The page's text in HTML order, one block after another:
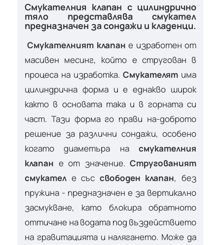
Смукателния клапан с цилиндрично
тяло представлява смукател
предназначен за сондажи и кладенци.
Смукателният клапан е изработен от
масивен месинг, който е стругован в
процеса на изработка. Смукателят има
цилиндрична форма и е еднакво широк
както в основата така и в горната си
част. Тази форма го прави на-доброто
решение за различни сондажи, особено
когато диаметъра на смукателния
клапан е от значение. Стругованият
смукател е със свободен клапан, без
пружина - предназначен е за вертикално
засмукване, като блокира обратното
оттичане на водата под въздействието
на гравитацията и налягането. Може да